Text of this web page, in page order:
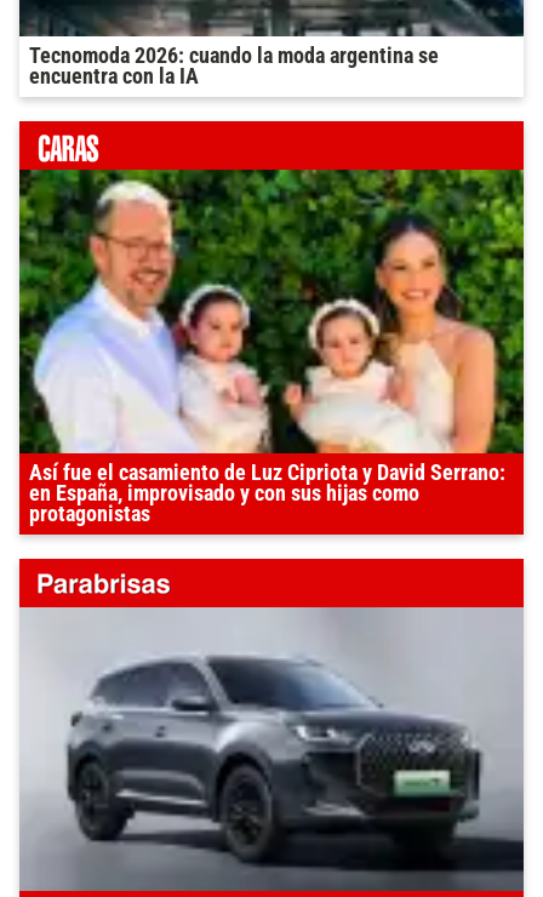
Tecnomoda 2026: cuando la moda argentina se
encuentra con la IA
Así fue el casamiento de Luz Cipriota y David Serrano:
en España, improvisado y con sus hijas como
protagonistas